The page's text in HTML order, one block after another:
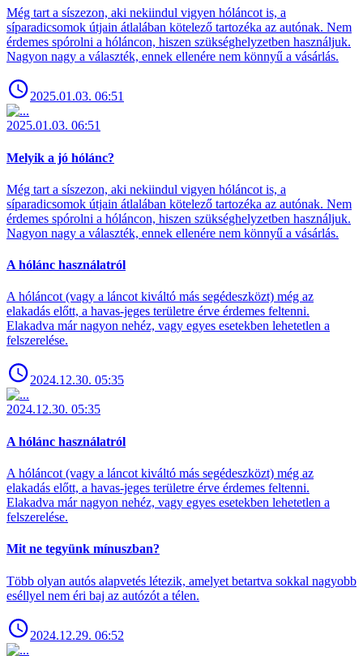
Még tart a síszezon, aki nekiindul vigyen hóláncot is, a
síparadicsomok útjain átlalában kötelező tartozéka az autónak. Nem
érdemes spórolni a hóláncon, hiszen szükséghelyzetben használjuk.
Nagyon nagy a választék, ennek ellenére nem könnyű a vásárlás.
2025.01.03. 06:51
2025.01.03. 06:51
Melyik a jó hólánc?
Még tart a síszezon, aki nekiindul vigyen hóláncot is, a
síparadicsomok útjain átlalában kötelező tartozéka az autónak. Nem
érdemes spórolni a hóláncon, hiszen szükséghelyzetben használjuk.
Nagyon nagy a választék, ennek ellenére nem könnyű a vásárlás.
A hólánc használatról
A hóláncot (vagy a láncot kiváltó más segédeszközt) még az
elakadás előtt, a havas-jeges területre érve érdemes feltenni.
Elakadva már nagyon nehéz, vagy egyes esetekben lehetetlen a
felszerelése.
2024.12.30. 05:35
2024.12.30. 05:35
A hólánc használatról
A hóláncot (vagy a láncot kiváltó más segédeszközt) még az
elakadás előtt, a havas-jeges területre érve érdemes feltenni.
Elakadva már nagyon nehéz, vagy egyes esetekben lehetetlen a
felszerelése.
Mit ne tegyünk mínuszban?
Több olyan autós alapvetés létezik, amelyet betartva sokkal nagyobb
eséllyel nem éri baj az autózót a télen.
2024.12.29. 06:52